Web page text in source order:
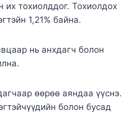
их тохиолддог. Тохиолдох
1,21% байна.
нь анхдагч болон
өөрөө аяндаа үүснэ.
болон бусад